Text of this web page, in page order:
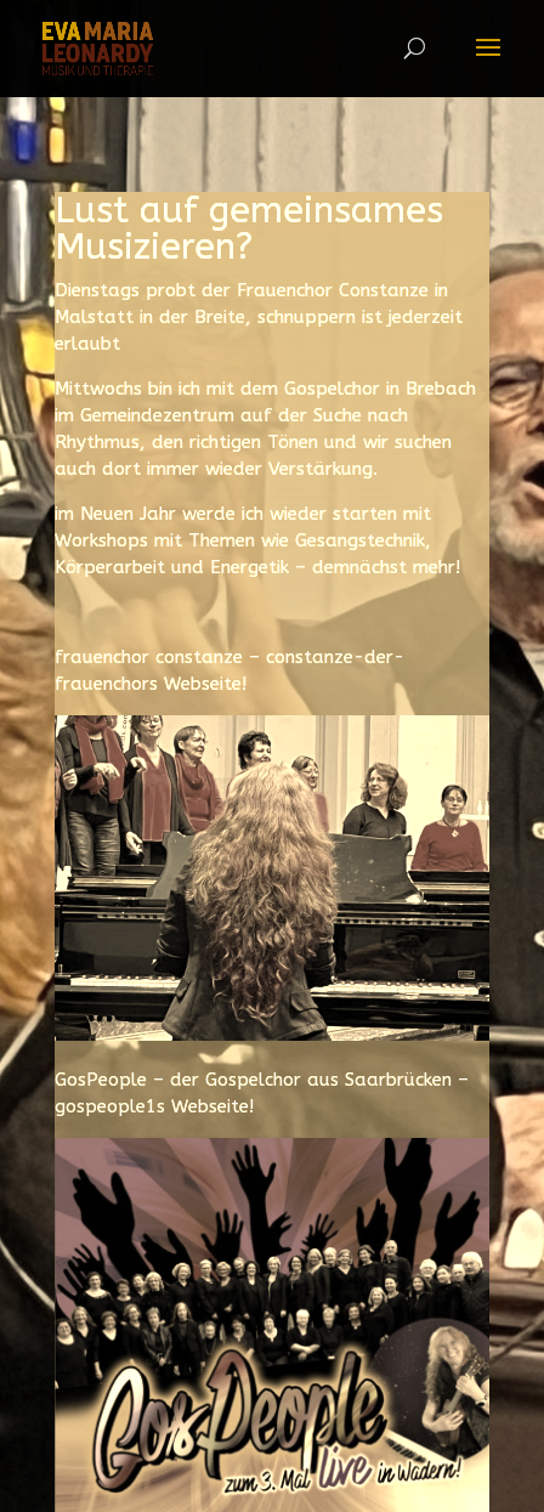
Lust auf gemeinsames
Musizieren?
Dienstags probt der Frauenchor Constanze in
Malstatt in der Breite, schnuppern ist jederzeit
erlaubt
Mittwochs bin ich mit dem Gospelchor in Brebach
im Gemeindezentrum auf der Suche nach
Rhythmus, den richtigen Tönen und wir suchen
auch dort immer wieder Verstärkung.
im Neuen Jahr werde ich wieder starten mit
Workshops mit Themen wie Gesangstechnik,
Körperarbeit und Energetik – demnächst mehr!
frauenchor constanze – constanze-der-
frauenchors Webseite!
GosPeople – der Gospelchor aus Saarbrücken –
gospeople1s Webseite!